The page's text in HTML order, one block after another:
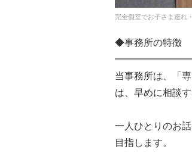
完全個室でお子さま連れ
◆事務所の特徴
当事務所は、「
は、早めに相談
一人ひとりのお
目指します。